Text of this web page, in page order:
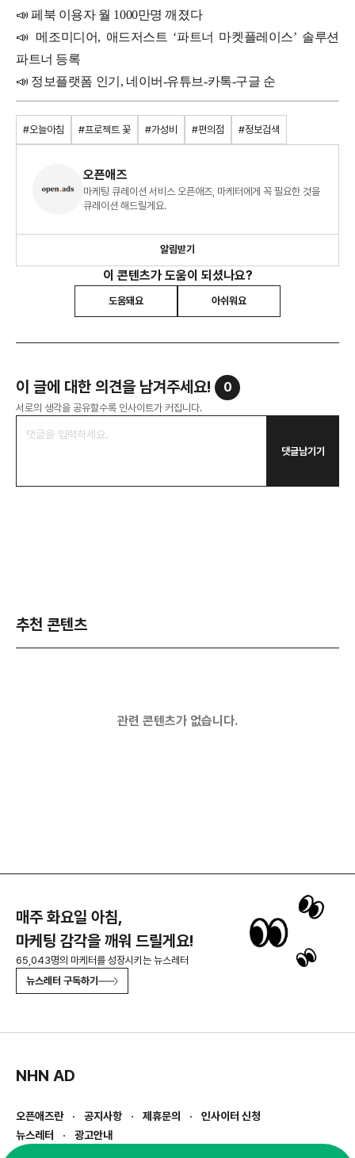
📣 페북 이용자 월 1000만명 깨졌다
📣 메조미디어, 애드저스트 ‘파트너 마켓플레이스’ 솔루션
파트너 등록
📣 정보플랫폼 인기, 네이버-유튜브-카톡-구글 순
#오늘아침 #프로젝트 꽃 #가성비 #편의점 #정보검색
오픈애즈
마케팅 큐레이션 서비스 오픈애즈, 마케터에게 꼭 필요한 것을
큐레이션 해드릴게요.
알림받기
이 콘텐츠가 도움이 되셨나요?
도움돼요 아쉬워요
이 글에 대한 의견을 남겨주세요! 0
서로의 생각을 공유할수록 인사이트가 커집니다.
댓글남기기
추천 콘텐츠
관련 콘텐츠가 없습니다.
매주 화요일 아침,
마케팅 감각을 깨워 드릴게요!
65,043명의 마케터를 성장시키는 뉴스레터
뉴스레터 구독하기
NHN AD
오픈애즈란 공지사항 제휴문의
인사이터 신청
뉴스레터
광고안내